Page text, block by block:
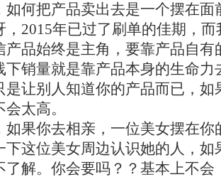
如何把产品卖出去是一个摆在面
，2015年已过了刷单的佳期，
产品始终是主角，要靠产品自有
下销量就是靠产品本身的生命力
是让别人知道你的产品而已，如
太高。
如果你去相亲，一位美女摆在你
下这位美女周边认识她的人，如
了解。你会要吗？？基本上不会